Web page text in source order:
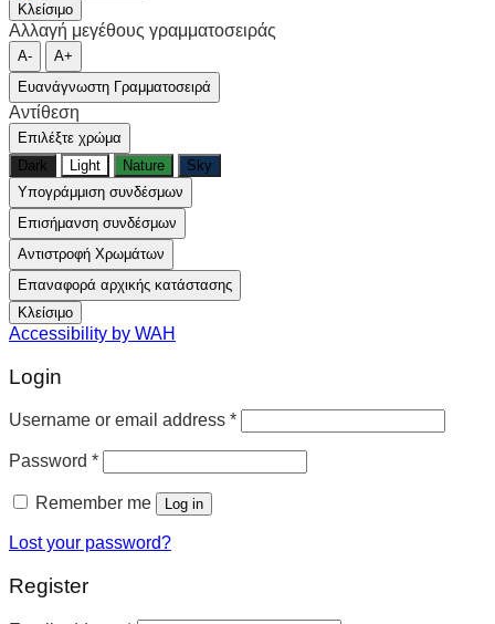
Κλείσιμο
Αλλαγή μεγέθους γραμματοσειράς
A-
A+
Ευανάγνωστη Γραμματοσειρά
Αντίθεση
Επιλέξτε χρώμα
Dark
Light Nature
Sky
Υπογράμμιση συνδέσμων
Επισήμανση συνδέσμων
Αντιστροφή Χρωμάτων
Επαναφορά αρχικής κατάστασης
Κλείσιμο
Accessibility by WAH
Login
Username or email address *
Password *
Remember me Log in
Lost your password?
Register